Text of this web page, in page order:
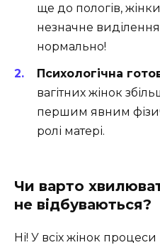
ще до пологів,
незначне
нормально!
Психологічна
вагітних жінок
першим явним
ролі матері.
Чи варто
не відбуваються?
Ні! У всіх жінок